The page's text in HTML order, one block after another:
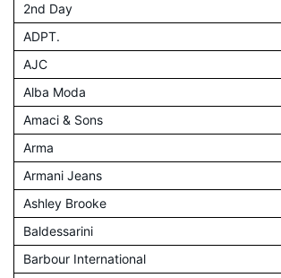
2nd Day
ADPT.
AJC
Alba Moda
Amaci & Sons
Arma
Armani Jeans
Ashley Brooke
Baldessarini
Barbour International